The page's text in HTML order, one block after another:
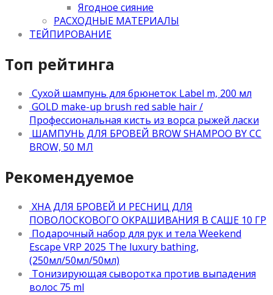
Ягодное сияние
РАСХОДНЫЕ МАТЕРИАЛЫ
ТЕЙПИРОВАНИЕ
Топ рейтинга
Сухой шампунь для брюнеток Label m, 200 мл
GOLD make-up brush red sable hair /
Профессиональная кисть из ворса рыжей ласки
ШАМПУНЬ ДЛЯ БРОВЕЙ BROW SHAMPOO BY CC
BROW, 50 МЛ
Рекомендуемое
ХНА ДЛЯ БРОВЕЙ И РЕСНИЦ ДЛЯ
ПОВОЛОСКОВОГО ОКРАШИВАНИЯ В САШЕ 10 ГР
Подарочный набор для рук и тела Weekend
Escape VRP 2025 The luxury bathing,
(250мл/50мл/50мл)
Тонизирующая сыворотка против выпадения
волос 75 ml